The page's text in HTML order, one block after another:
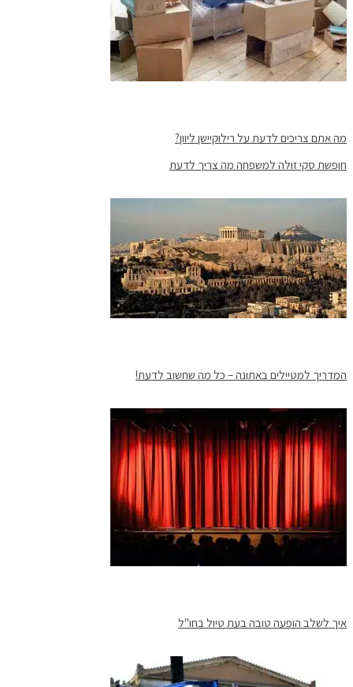
מה אתם צריכים לדעת על רילוקיישן ליוון?
חופשת סקי זולה למשפחה מה צריך לדעת
המדריך למטיילים באתונה – כל מה שחשוב לדעת!
איך לשלב הופעה טובה בעת טיול בחו"ל